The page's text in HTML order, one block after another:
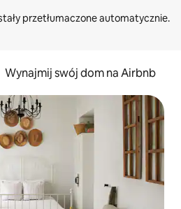
Wynajmij swój dom na Airbnb